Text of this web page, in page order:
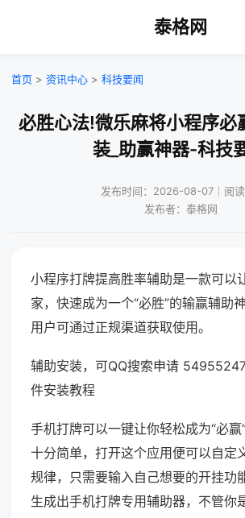
泰格网
首页 > 资讯中心 > 科技要闻
必胜心法!微乐麻将小程序必
装_助赢神器-科技
发布时间：2026-08-07｜阅读
发布者：泰格网
小程序打牌提高胜率辅助是一款可以
家，快速成为一个“必胜”的输赢辅助
用户可通过正规渠道获取使用。
辅助安装，可QQ搜索申请
件安装教程
手机打牌可以一键让你轻松成为“必
十分简单，打开这个应用便可以自定
规律，只需要输入自己想要的开挂功
生成出手机打牌专用辅助器，不管你